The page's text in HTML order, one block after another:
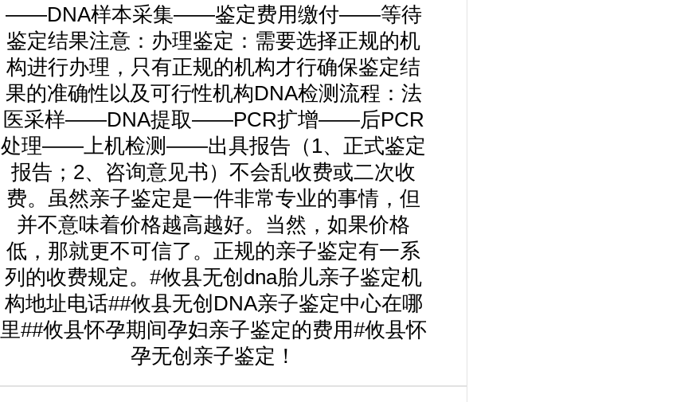
——DNA样本采集——鉴定费用缴付——等待
鉴定结果注意：办理鉴定：需要选择正规的机
构进行办理，只有正规的机构才行确保鉴定结
果的准确性以及可行性机构DNA检测流程：法
医采样——DNA提取——PCR扩增——后PCR
处理——上机检测——出具报告（1、正式鉴定
报告；2、咨询意见书）不会乱收费或二次收
费。虽然亲子鉴定是一件非常专业的事情，但
并不意味着价格越高越好。当然，如果价格
低，那就更不可信了。正规的亲子鉴定有一系
列的收费规定。#攸县无创dna胎儿亲子鉴定机
构地址电话##攸县无创DNA亲子鉴定中心在哪
里##攸县怀孕期间孕妇亲子鉴定的费用#攸县怀
孕无创亲子鉴定！